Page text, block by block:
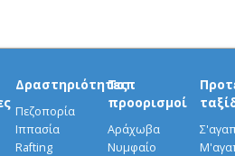
Δραστηριότητες
Πεζοπορία
Ιππασία
Rafting
Τοπ
προορισμοί
Αράχωβα
Νυμφαίο